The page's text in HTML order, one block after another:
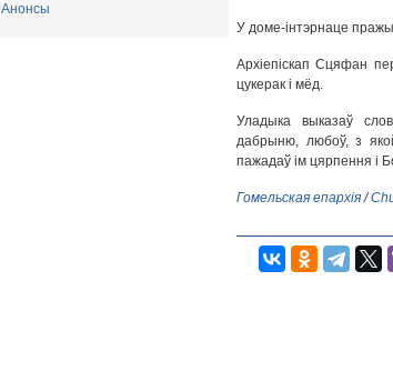
Анонсы
У доме-інтэрнаце
Архіепіскап Сцяфан
цукерак і мёд.
Уладыка выказаў
дабрыню, любоў, з
пажадаў ім цярпення і
Гомельская епархія/